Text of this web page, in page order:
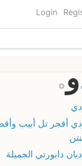
Login
ه و
أفجر تل أبيب
دابورتي الجميلة